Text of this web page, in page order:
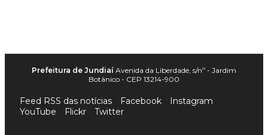
Prefeitura de Jundiaí Avenida da Liberdade, s/nº - Jardim
Botânico - CEP 13214-900
Feed RSS das notícias Facebook
Instagram
YouTube
Flickr Twitter